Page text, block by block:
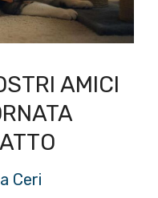
AMICI
Ceri